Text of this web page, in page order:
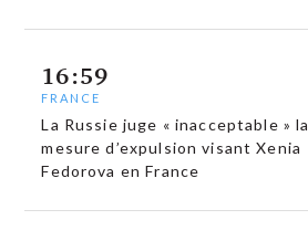
16:59
FRANCE
La Russie juge « inacceptable » la
mesure d’expulsion visant Xenia
Fedorova en France